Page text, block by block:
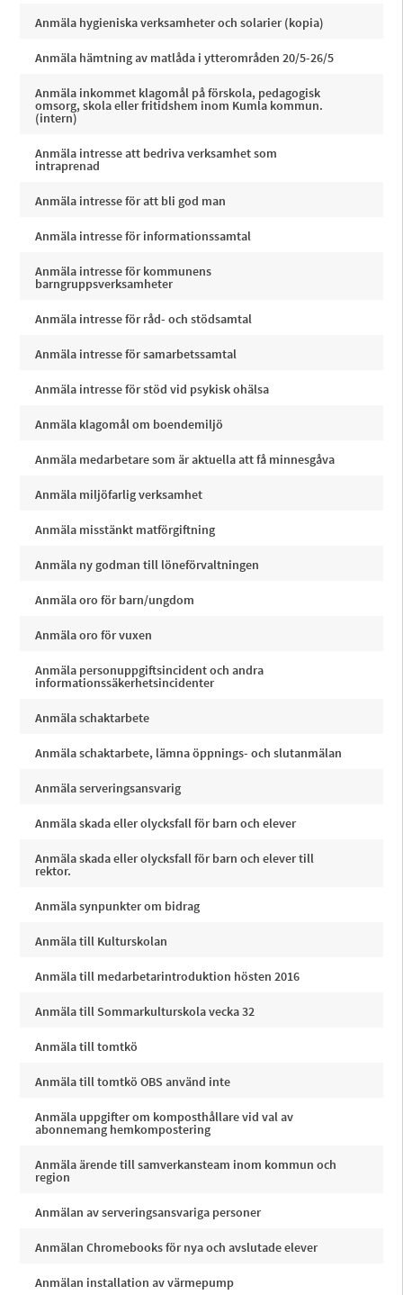
Anmäla hygieniska verksamheter och solarier (kopia)
Anmäla hämtning av matlåda i ytterområden 20/5-26/5
Anmäla inkommet klagomål på förskola, pedagogisk
omsorg, skola eller fritidshem inom Kumla kommun.
(intern)
Anmäla intresse att bedriva verksamhet som
intraprenad
Anmäla intresse för att bli god man
Anmäla intresse för informationssamtal
Anmäla intresse för kommunens
barngruppsverksamheter
Anmäla intresse för råd- och stödsamtal
Anmäla intresse för samarbetssamtal
Anmäla intresse för stöd vid psykisk ohälsa
Anmäla klagomål om boendemiljö
Anmäla medarbetare som är aktuella att få minnesgåva
Anmäla miljöfarlig verksamhet
Anmäla misstänkt matförgiftning
Anmäla ny godman till löneförvaltningen
Anmäla oro för barn/ungdom
Anmäla oro för vuxen
Anmäla personuppgiftsincident och andra
informationssäkerhetsincidenter
Anmäla schaktarbete
Anmäla schaktarbete, lämna öppnings- och slutanmälan
Anmäla serveringsansvarig
Anmäla skada eller olycksfall för barn och elever
Anmäla skada eller olycksfall för barn och elever till
rektor.
Anmäla synpunkter om bidrag
Anmäla till Kulturskolan
Anmäla till medarbetarintroduktion hösten 2016
Anmäla till Sommarkulturskola vecka 32
Anmäla till tomtkö
Anmäla till tomtkö OBS använd inte
Anmäla uppgifter om komposthållare vid val av
abonnemang hemkompostering
Anmäla ärende till samverkansteam inom kommun och
region
Anmälan av serveringsansvariga personer
Anmälan Chromebooks för nya och avslutade elever
Anmälan installation av värmepump